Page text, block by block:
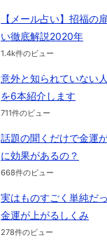
【メール占い】招福の
い徹底解説2020年
1.4k件のビュー
意外と知られていない
を6本紹介します
711件のビュー
話題の聞くだけで金運
に効果があるの？
668件のビュー
実はものすごく単純だ
金運が上がるしくみ
278件のビュー